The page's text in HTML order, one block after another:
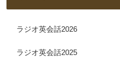
ラジオ英会話2026
ラジオ英会話2025